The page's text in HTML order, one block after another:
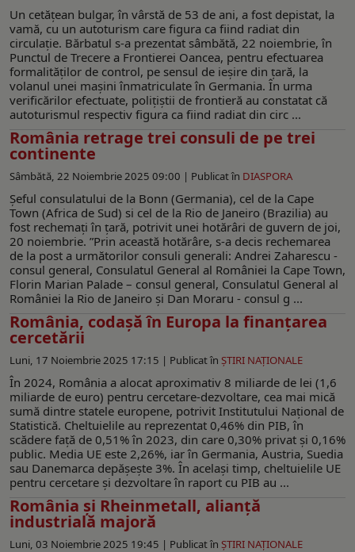
Un cetățean bulgar, în vârstă de 53 de ani, a fost depistat, la
vamă, cu un autoturism care figura ca fiind radiat din
circulație. Bărbatul s-a prezentat sâmbătă, 22 noiembrie, în
Punctul de Trecere a Frontierei Oancea, pentru efectuarea
formalităților de control, pe sensul de ieșire din țară, la
volanul unei mașini înmatriculate în Germania. În urma
verificărilor efectuate, polițiștii de frontieră au constatat că
autoturismul respectiv figura ca fiind radiat din circ ...
România retrage trei consuli de pe trei
continente
Sâmbătă, 22 Noiembrie 2025 09:00 | Publicat în DIASPORA
Șeful consulatului de la Bonn (Germania), cel de la Cape
Town (Africa de Sud) si cel de la Rio de Janeiro (Brazilia) au
fost rechemați în țară, potrivit unei hotărâri de guvern de joi,
20 noiembrie. ”Prin această hotărâre, s-a decis rechemarea
de la post a următorilor consuli generali: Andrei Zaharescu -
consul general, Consulatul General al României la Cape Town,
Florin Marian Palade – consul general, Consulatul General al
României la Rio de Janeiro și Dan Moraru - consul g ...
România, codașă în Europa la finanţarea
cercetării
Luni, 17 Noiembrie 2025 17:15 | Publicat în ŞTIRI NAŢIONALE
În 2024, România a alocat aproximativ 8 miliarde de lei (1,6
miliarde de euro) pentru cercetare-dezvoltare, cea mai mică
sumă dintre statele europene, potrivit Institutului Național de
Statistică. Cheltuielile au reprezentat 0,46% din PIB, în
scădere față de 0,51% în 2023, din care 0,30% privat și 0,16%
public. Media UE este 2,26%, iar în Germania, Austria, Suedia
sau Danemarca depășește 3%. În același timp, cheltuielile UE
pentru cercetare și dezvoltare în raport cu PIB au ...
România și Rheinmetall, alianță
industrială majoră
Luni, 03 Noiembrie 2025 19:45 | Publicat în ŞTIRI NAŢIONALE